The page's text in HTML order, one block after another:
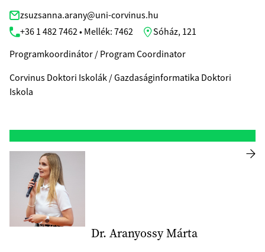
zsuzsanna.arany@uni-corvinus.hu
+36 1 482 7462 • Mellék: 7462
Sóház, 121
Programkoordinátor / Program Coordinator
Corvinus Doktori Iskolák / Gazdaságinformatika Doktori
Iskola
Dr. Aranyossy Márta